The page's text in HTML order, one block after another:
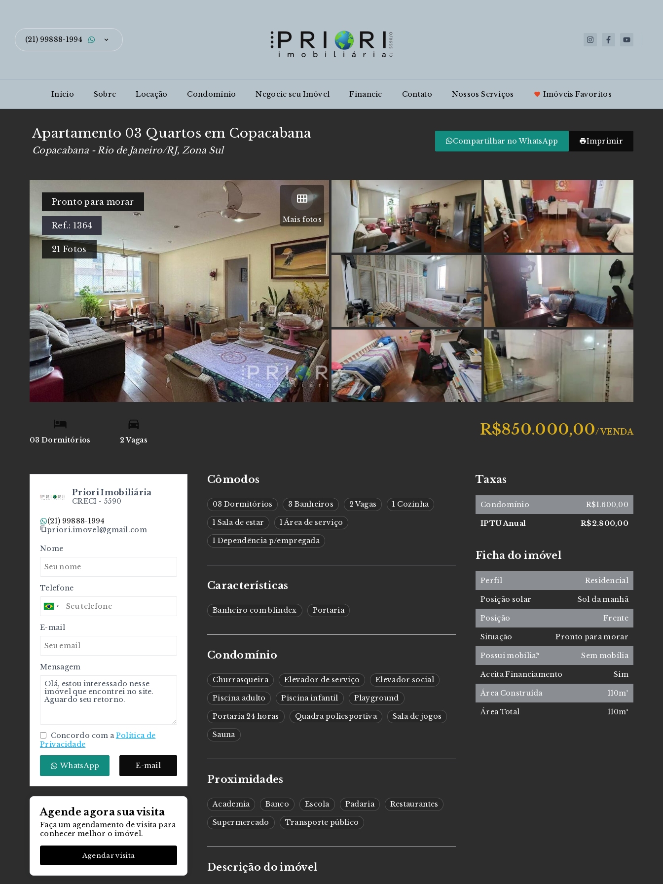
(21) 99888-1994
Início Sobre Locação Condomínio Negocie seu Imóvel Financie Contato Nossos Serviços Imóveis Favoritos
Apartamento 03 Quartos em Copacabana
Copacabana - Rio de Janeiro/RJ, Zona Sul
Compartilhar no WhatsApp Imprimir
Mais fotos
Pronto para morar
Ref.: 1364
21 Fotos
03 Dormitórios 2 Vagas
R$850.000,00/VENDA
Priori Imobiliária
CRECI - 5590
(21) 99888-1994
priori.imovel@gmail.com
Nome
Telefone
E-mail
Mensagem
Concordo com a Política de
Privacidade
WhatsApp E-mail
Agende agora sua visita
Faça um agendamento de visita para
conhecer melhor o imóvel.
Agendar visita
Cômodos
03 Dormitórios 3 Banheiros 2 Vagas 1 Cozinha
1 Sala de estar 1 Área de serviço
1 Dependência p/empregada
Características
Banheiro com blindex Portaria
Condomínio
Churrasqueira Elevador de serviço Elevador social
Piscina adulto Piscina infantil Playground
Portaria 24 horas Quadra poliesportiva Sala de jogos
Sauna
Proximidades
Academia Banco Escola Padaria Restaurantes
Supermercado Transporte público
Descrição do imóvel
Taxas
Condomínio R$1.600,00
IPTU Anual R$2.800,00
Ficha do imóvel
Perfil Residencial
Posição solar Sol da manhã
Posição Frente
Situação Pronto para morar
Possui mobília? Sem mobília
Aceita Financiamento Sim
Área Construída 110m²
Área Total 110m²